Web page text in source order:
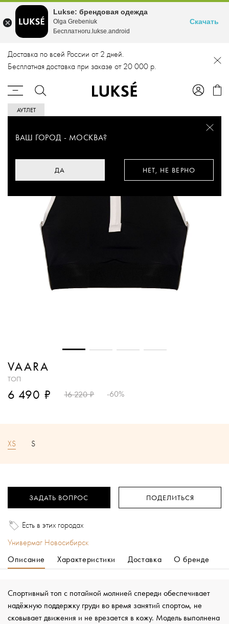
Доставка по всей России от 2 дней.
Бесплатная доставка при заказе от 20 000 р.
ВАШ ГОРОД - МОСКВА?
ДА НЕТ, НЕ ВЕРНО
АУТЛЕТ
VAARA
ТОП
6 490 ₽ 16 220₽ -60%
XS S
ЗАДАТЬ ВОПРОС ПОДЕЛИТЬСЯ
Есть в этих городах
Универмаг Новосибирск
Описание
Характеристики Доставка О бренде
Спортивный топ с потайной молнией спереди обеспечивает
надёжную поддержку груди во время занятий спортом, не
сковывает движения и не врезается в кожу. Модель выполнена
Lukse: брендовая одежда
Olga Grebeniuk
Бесплатноru.lukse.android
Скачать